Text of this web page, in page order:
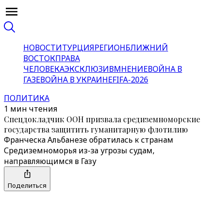
НОВОСТИТУРЦИЯРЕГИОНБЛИЖНИЙ
ВОСТОКПРАВА
ЧЕЛОВЕКАЭКСКЛЮЗИВМНЕНИЕВОЙНА В
ГАЗЕВОЙНА В УКРАИНЕFIFA-2026
ПОЛИТИКА
1 мин чтения
Спецдокладчик ООН призвала средиземноморские
государства защитить гуманитарную флотилию
Франческа Альбанезе обратилась к странам
Средиземноморья из-за угрозы судам,
направляющимся в Газу
Поделиться